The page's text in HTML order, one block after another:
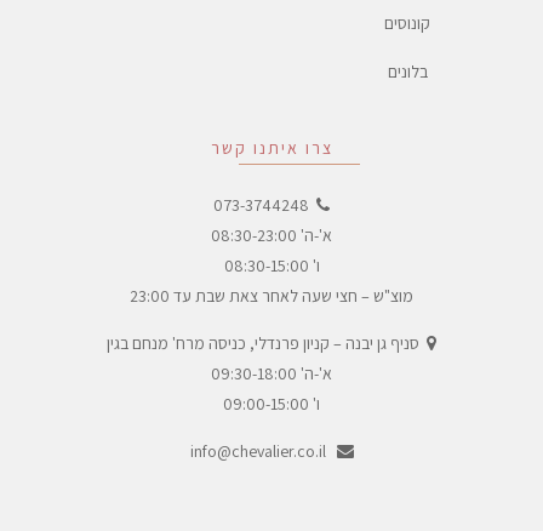
צרו איתנו קשר
073-3744248
א'-ה' 08:30-23:00
ו' 08:30-15:00
מוצ"ש – חצי שעה לאחר צאת שבת עד 23:00
סניף גן יבנה – קניון פרנדלי, כניסה מרח' מנחם בגין
א'-ה' 09:30-18:00
ו' 09:00-15:00
info@chevalier.co.il
קונוסים
בלונים